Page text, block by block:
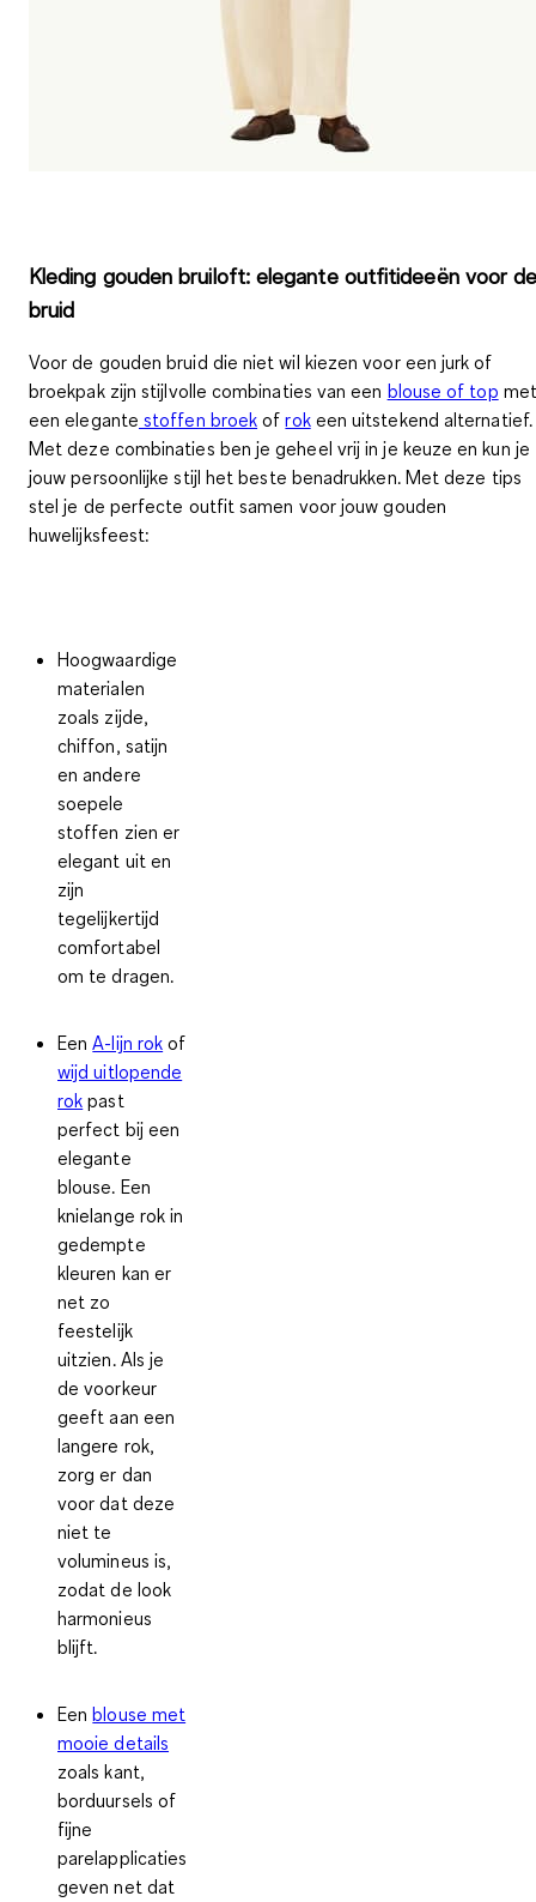
Kleding gouden bruiloft: elegante outfitideeën voor
bruid
Voor de gouden bruid die niet wil kiezen voor een jurk of
broekpak zijn stijlvolle combinaties van een blouse of top met
een elegante stoffen broek ofrokeen uitstekend alternatief.
Met deze combinaties ben je geheel vrij in je keuze en kun je
jouwpersoonlijke stijl het beste benadrukken. Met deze tips
stel je de perfecte outfit samen voor jouw gouden
huwelijksfeest:
Hoogwaardige
materialen
zoals zijde,
chiffon, satijn
en andere
soepele
stoffen zien er
elegant uit en
zijn
tegelijkertijd
comfortabel
om te dragen.
EenA-lijn rok of
wijd uitlopende
rok past
perfect bij een
elegante
blouse. Een
knielange rok in
gedempte
kleuren kan er
net zo
feestelijk
uitzien. Als je
de voorkeur
geeft aan een
langere rok,
zorg er dan
voor dat deze
niet te
volumineus is,
zodat de look
harmonieus
blijft.
Eenblouse met
mooie details
zoals kant,
borduursels of
fijne
parelapplicaties
geven net dat